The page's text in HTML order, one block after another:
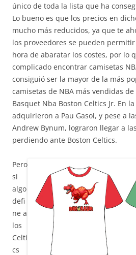
único de toda la lista que ha
Lo bueno es que los precios en
mucho más reducidos, ya que te
los proveedores se pueden
hora de abaratar los costes, por lo
complicado encontrar camisetas
consiguió ser la mayor de la más
camisetas de NBA más vendidas
Basquet Nba Boston Celtics Jr. En
adquirieron a Pau Gasol, y pese a
Andrew Bynum, lograron llegar a
perdiendo ante Boston Celtics.
Pero
si
algo
defi
ne a
los
Celti
cs